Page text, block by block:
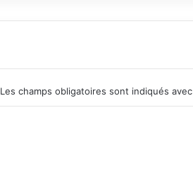
Les champs obligatoires sont indiqués avec